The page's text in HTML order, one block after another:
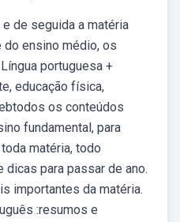
de seguida a matéria
do ensino médio, os
portuguesa +
educação física,
os conteúdos
fundamental, para
matéria, todo
dicas para passar de ano.
importantes da matéria.
:resumos e